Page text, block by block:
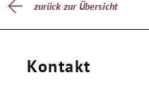
zurück zur Übersicht
Kontakt